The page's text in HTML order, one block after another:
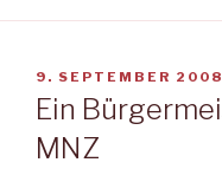
VERÖFFENTLICHT
AM
9. SEPTEMBER 2008
Ein
MNZ